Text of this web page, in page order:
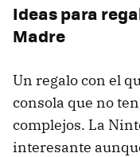
Ideas para
Madre
Un regalo con el
consola que no
complejos. La
interesante